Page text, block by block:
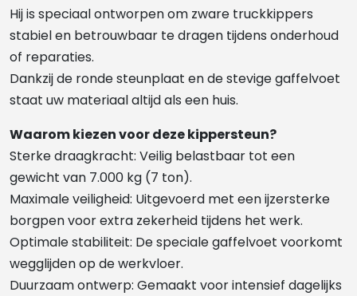
Hij is speciaal ontworpen om zware truckkippers
stabiel en betrouwbaar te dragen tijdens onderhoud
of reparaties.
Dankzij de ronde steunplaat en de stevige gaffelvoet
staat uw materiaal altijd als een huis.
Waarom kiezen voor deze kippersteun?
Sterke draagkracht: Veilig belastbaar tot een
gewicht van 7.000 kg (7 ton).
Maximale veiligheid: Uitgevoerd met een ijzersterke
borgpen voor extra zekerheid tijdens het werk.
Optimale stabiliteit: De speciale gaffelvoet voorkomt
wegglijden op de werkvloer.
Duurzaam ontwerp: Gemaakt voor intensief dagelijks